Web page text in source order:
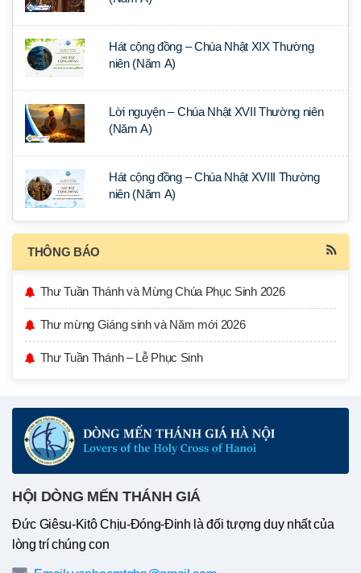
Hát cộng đồng – Chúa Nhật XIX Thường
niên (Năm A)
Lời nguyện – Chúa Nhật XVII Thường niên
(Năm A)
Hát cộng đồng – Chúa Nhật XVIII Thường
niên (Năm A)
THÔNG BÁO
Thư Tuần Thánh và Mừng Chúa Phục Sinh 2026
Thư mừng Giáng sinh và Năm mới 2026
Thư Tuần Thánh – Lễ Phục Sinh
HỘI DÒNG MẾN THÁNH GIÁ
Đức Giêsu-Kitô Chịu-Đóng-Đinh là đối tượng duy nhất của
lòng trí chúng con